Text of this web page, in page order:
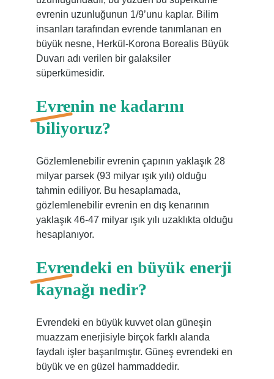
evrenin uzunluğunun 1/9’unu kaplar. Bilim
insanları tarafından evrende tanımlanan en
büyük nesne, Herkül-Korona Borealis Büyük
Duvarı adı verilen bir galaksiler
süperkümesidir.
Evrenin ne kadarını
biliyoruz?
Gözlemlenebilir evrenin çapının yaklaşık 28
milyar parsek (93 milyar ışık yılı) olduğu
tahmin ediliyor. Bu hesaplamada,
gözlemlenebilir evrenin en dış kenarının
yaklaşık 46-47 milyar ışık yılı uzaklıkta olduğu
hesaplanıyor.
Evrendeki en büyük enerji
kaynağı nedir?
Evrendeki en büyük kuvvet olan güneşin
muazzam enerjisiyle birçok farklı alanda
faydalı işler başarılmıştır. Güneş evrendeki en
büyük ve en güzel hammaddedir.